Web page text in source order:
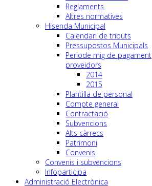
Reglaments
Altres normatives
Hisenda Municipal
Calendari de tributs
Pressupostos Municipals
Periode mig de pagament
proveidors
2014
2015
Plantilla de personal
Compte general
Contractació
Subvencions
Alts càrrecs
Patrimoni
Convenis
Convenis i subvencions
Infoparticipa
Administració Electrònica